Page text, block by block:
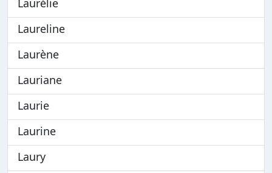
Laurélie
Laureline
Laurène
Lauriane
Laurie
Laurine
Laury